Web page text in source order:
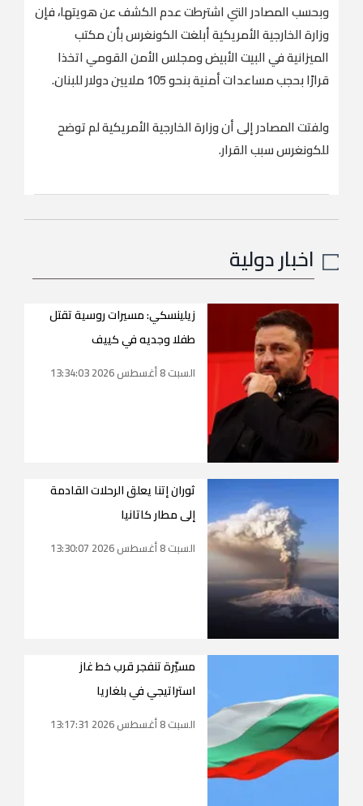
وبحسب المصادر التي اشترطت عدم الكشف عن هويتها، فإن
وزارة الخارجية الأمريكية أبلغت الكونغرس بأن مكتب
الميزانية في البيت الأبيض ومجلس الأمن القومي اتخذا
قرارًا بحجب مساعدات أمنية بنحو 105 ملايين دولار للبنان.
ولفتت المصادر إلى أن وزارة الخارجية الأمريكية لم توضح
للكونغرس سبب القرار.
اخبار دولية
زيلينسكي: مسيرات روسية تقتل
طفلا وجديه في كييف
السبت 8 أغسطس 2026 13:34:03
ثوران إتنا يعلق الرحلات القادمة
إلى مطار كاتانيا
السبت 8 أغسطس 2026 13:30:07
مسيّرة تنفجر قرب خط غاز
استراتيجي في بلغاريا
السبت 8 أغسطس 2026 13:17:31